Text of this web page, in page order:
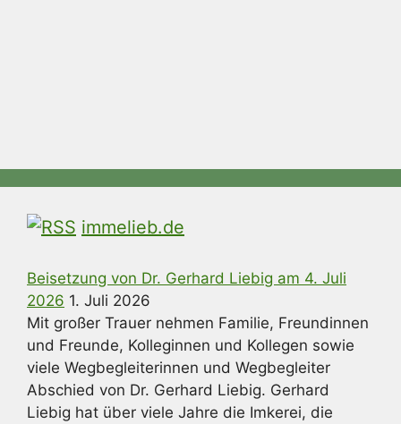
immelieb.de
Beisetzung von Dr. Gerhard Liebig am 4. Juli
2026 1. Juli 2026
Mit großer Trauer nehmen Familie, Freundinnen
und Freunde, Kolleginnen und Kollegen sowie
viele Wegbegleiterinnen und Wegbegleiter
Abschied von Dr. Gerhard Liebig. Gerhard
Liebig hat über viele Jahre die Imkerei, die